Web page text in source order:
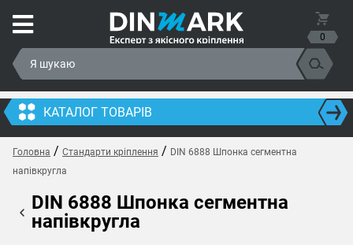
0
КАТАЛОГ ТОВАРІВ
Головна / Стандарти кріплення / DIN 6888 Шпонка сегментна
напівкругла
DIN 6888 Шпонка сегментна
напівкругла